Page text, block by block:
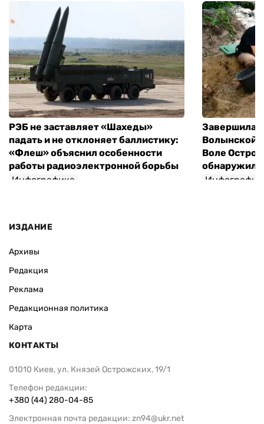
РЭБ не заставляет «Шахеды»
падать и не отклоняет баллистику:
«Флеш» объяснил особенности
работы радиоэлектронной борьбы
Инфографика
Волынской
Воле
обнаружили
ИЗДАНИЕ
Архивы
Редакция
Реклама
Редакционная политика
Карта
КОНТАКТЫ
01010 Киев, ул. Князей Острожских, 19/1
Телефон редакции:
+380 (44) 280-04-85
Электронная почта редакции: zn94@ukr.net